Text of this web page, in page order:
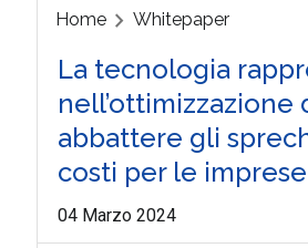
Home Whitepaper
La tecnologia
nell’ottimizzazione
abbattere gli
costi per le
04 Marzo 2024